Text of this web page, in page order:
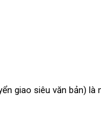
giao siêu văn bản) là